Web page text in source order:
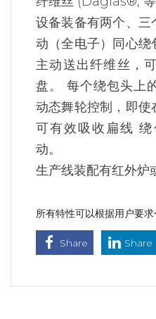
设备装备有两个、
动（全电子）同心绕
主动送出纤维丝，
盘。 每个绕包头上
动态舞轮控制，即使
可有效吸收扁线
动。
生产线装配有红外炉
所有特性可以根据用户要求
Share Share